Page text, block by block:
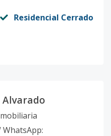
Residencial Cerrado
Alvarado
WhatsApp: